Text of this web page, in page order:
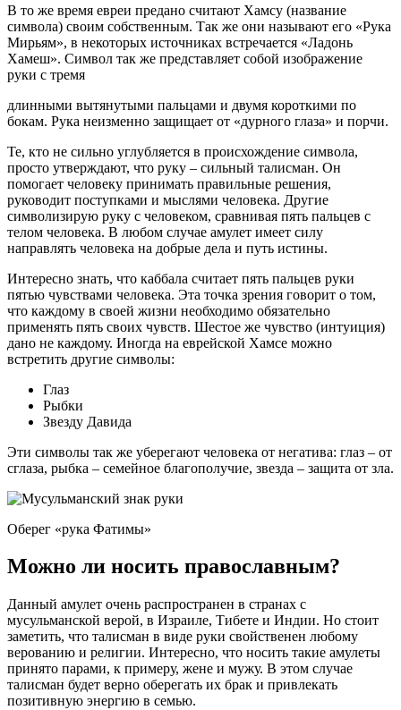
В то же время евреи предано считают Хамсу (название
символа) своим собственным. Так же они называют его «Рука
Мирьям», в некоторых источниках встречается «Ладонь
Хамеш». Символ так же представляет собой изображение
руки с тремя
длинными вытянутыми пальцами и двумя короткими по
бокам. Рука неизменно защищает от «дурного глаза» и порчи.
Те, кто не сильно углубляется в происхождение символа,
просто утверждают, что руку – сильный талисман. Он
помогает человеку принимать правильные решения,
руководит поступками и мыслями человека. Другие
символизирую руку с человеком, сравнивая пять пальцев с
телом человека. В любом случае амулет имеет силу
направлять человека на добрые дела и путь истины.
Интересно знать, что каббала считает пять пальцев руки
пятью чувствами человека. Эта точка зрения говорит о том,
что каждому в своей жизни необходимо обязательно
применять пять своих чувств. Шестое же чувство (интуиция)
дано не каждому. Иногда на еврейской Хамсе можно
встретить другие символы:
Глаз
Рыбки
Звезду Давида
Эти символы так же уберегают человека от негатива: глаз – от
сглаза, рыбка – семейное благополучие, звезда – защита от зла.
Оберег «рука Фатимы»
Можно ли носить православным?
Данный амулет очень распространен в странах с
мусульманской верой, в Израиле, Тибете и Индии. Но стоит
заметить, что талисман в виде руки свойственен любому
верованию и религии. Интересно, что носить такие амулеты
принято парами, к примеру, жене и мужу. В этом случае
талисман будет верно оберегать их брак и привлекать
позитивную энергию в семью.